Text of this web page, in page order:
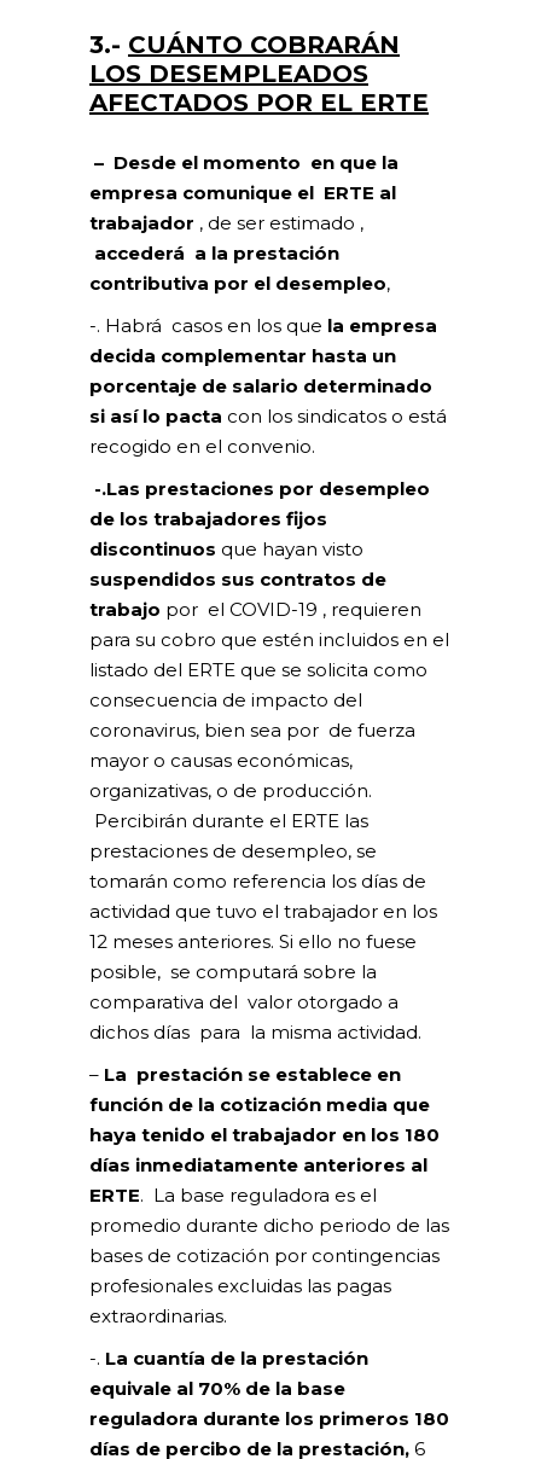
3.- CUÁNTO COBRARÁN
LOS DESEMPLEADOS
AFECTADOS POR EL ERTE
– Desde el momento en que la
empresa comunique el ERTE al
trabajador , de ser estimado ,
accederá a la prestación
contributiva por el desempleo,
-. Habrá casos en los que la empresa
decida complementar hasta un
porcentaje de salario determinado
si así lo pacta con los sindicatos o está
recogido en el convenio.
-.Las prestaciones por desempleo
de los trabajadores fijos
discontinuos que hayan visto
suspendidos sus contratos de
trabajo por el COVID-19 , requieren
para su cobro que estén incluidos en el
listado del ERTE que se solicita como
consecuencia de impacto del
coronavirus, bien sea por de fuerza
mayor o causas económicas,
organizativas, o de producción.
Percibirán durante el ERTE las
prestaciones de desempleo, se
tomarán como referencia los días de
actividad que tuvo el trabajador en los
12 meses anteriores. Si ello no fuese
posible, se computará sobre la
comparativa del valor otorgado a
dichos días para la misma actividad.
– La prestación se establece en
función de la cotización media que
haya tenido el trabajador en los 180
días inmediatamente anteriores al
ERTE. La base reguladora es el
promedio durante dicho periodo de las
bases de cotización por contingencias
profesionales excluidas las pagas
extraordinarias.
-. La cuantía de la prestación
equivale al 70% de la base
reguladora durante los primeros 180
días de percibo de la prestación, 6